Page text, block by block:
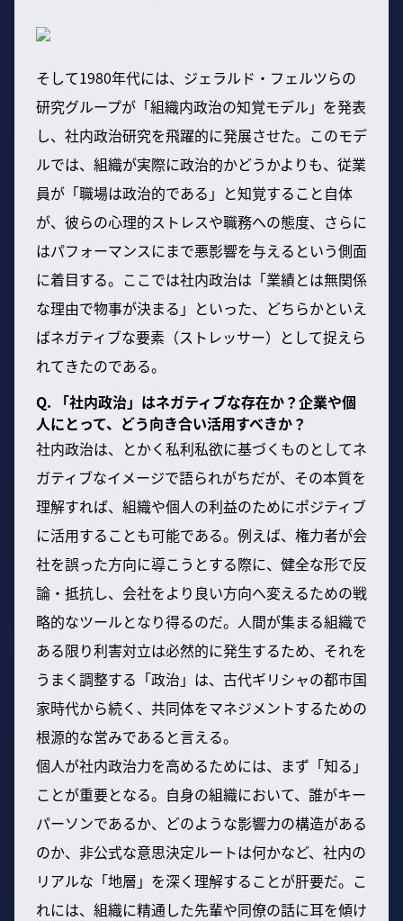
そして1980年代には、ジェラルド・フェルツらの
研究グループが「組織内政治の知覚モデル」を発表
し、社内政治研究を飛躍的に発展させた。このモデ
ルでは、組織が実際に政治的かどうかよりも、従業
員が「職場は政治的である」と知覚すること自体
が、彼らの心理的ストレスや職務への態度、さらに
はパフォーマンスにまで悪影響を与えるという側面
に着目する。ここでは社内政治は「業績とは無関係
な理由で物事が決まる」といった、どちらかといえ
ばネガティブな要素（ストレッサー）として捉えら
れてきたのである。
Q. 「社内政治」はネガティブな存在か？企業や個
人にとって、どう向き合い活用すべきか？
社内政治は、とかく私利私欲に基づくものとしてネ
ガティブなイメージで語られがちだが、その本質を
理解すれば、組織や個人の利益のためにポジティブ
に活用することも可能である。例えば、権力者が会
社を誤った方向に導こうとする際に、健全な形で反
論・抵抗し、会社をより良い方向へ変えるための戦
略的なツールとなり得るのだ。人間が集まる組織で
ある限り利害対立は必然的に発生するため、それを
うまく調整する「政治」は、古代ギリシャの都市国
家時代から続く、共同体をマネジメントするための
根源的な営みであると言える。
個人が社内政治力を高めるためには、まず「知る」
ことが重要となる。自身の組織において、誰がキー
パーソンであるか、どのような影響力の構造がある
のか、非公式な意思決定ルートは何かなど、社内の
リアルな「地層」を深く理解することが肝要だ。こ
れには、組織に精通した先輩や同僚の話に耳を傾け